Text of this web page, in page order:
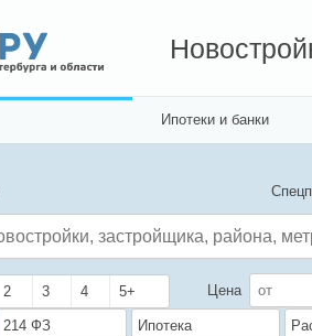
Ипотеки и банки
2 3 4 5+ Цена
214 ФЗ Ипотека